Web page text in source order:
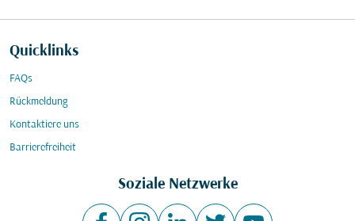
Quicklinks
FAQs
Rückmeldung
Kontaktiere uns
Barrierefreiheit
Soziale Netzwerke